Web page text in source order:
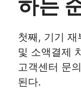
하는
첫째, 기기 재
및 소액결제
고객센터 문
된다.